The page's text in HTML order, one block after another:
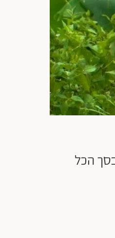
הכל